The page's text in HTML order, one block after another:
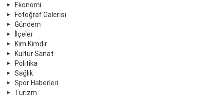
Ekonomi
Fotoğraf Galerisi
Gündem
İlçeler
Kim Kimdir
Kültür Sanat
Politika
Sağlık
Spor Haberleri
Turizm